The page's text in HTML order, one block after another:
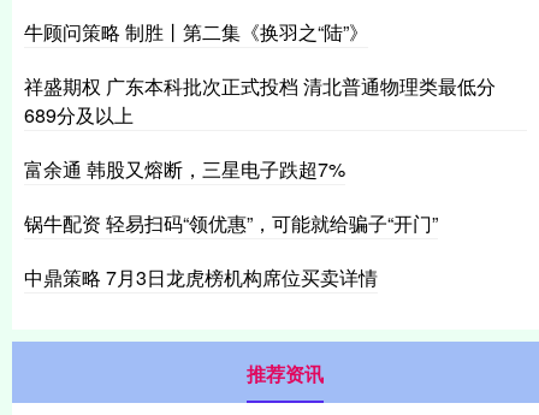
牛顾问策略 制胜丨第二集《换羽之“陆”》
祥盛期权 广东本科批次正式投档 清北普通物理类最低分
689分及以上
富余通 韩股又熔断，三星电子跌超7%
锅牛配资 轻易扫码“领优惠”，可能就给骗子“开门”
中鼎策略 7月3日龙虎榜机构席位买卖详情
推荐资讯